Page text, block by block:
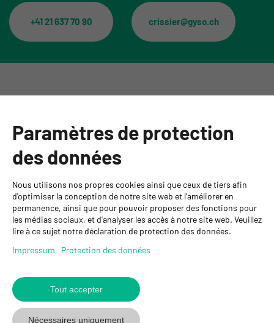
+41 21 637 70 90 crissier@gyso.ch
Informations
GYSO SA
Succursale Crissier
Chemin de Closalet 20
1023 Crissier
+41 21 637 70 90
www.gyso.ch
suivez suivez suivez
Paramètres de protection
des données
Nous utilisons nos propres cookies ainsi que ceux de tiers afin
d'optimiser la conception de notre site web et l'améliorer en
permanence, ainsi que pour pouvoir proposer des fonctions pour
les médias sociaux, et d'analyser les accès à notre site web. Veuillez
lire à ce sujet notre déclaration de protection des données.
Impressum
Protection des données
Tout accepter
Nécessaires uniquement